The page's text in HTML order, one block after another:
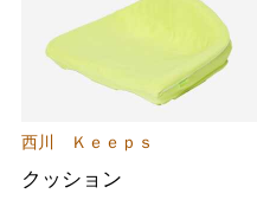
西川 Ｋｅｅｐｓ
クッション